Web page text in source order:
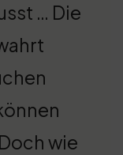
… Die
wie